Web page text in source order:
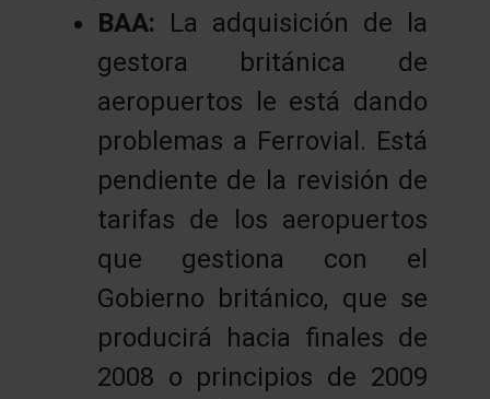
BAA: La adquisición de la
gestora británica de
aeropuertos le está dando
problemas a Ferrovial. Está
pendiente de la revisión de
tarifas de los aeropuertos
que gestiona con el
Gobierno británico, que se
producirá hacia finales de
2008 o principios de 2009